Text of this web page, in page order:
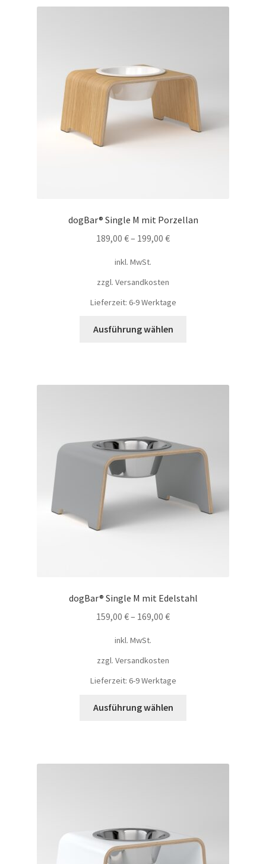
dogBar® Single M mit Porzellan
189,00 €– 199,00 €
inkl. MwSt.
zzgl. Versandkosten
Lieferzeit: 6-9 Werktage
Ausführung wählen
dogBar® Single M mit Edelstahl
159,00 €– 169,00 €
inkl. MwSt.
zzgl. Versandkosten
Lieferzeit: 6-9 Werktage
Ausführung wählen